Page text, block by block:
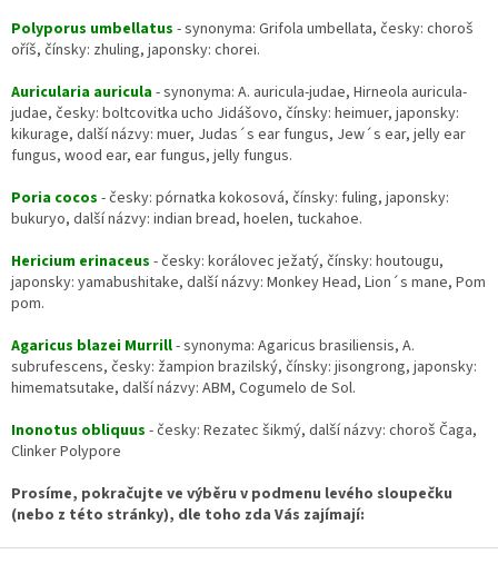
Polyporus umbellatus - synonyma: Grifola umbellata, česky: choroš
oříš, čínsky: zhuling, japonsky: chorei.
Auricularia auricula- synonyma: A. auricula-judae, Hirneola auricula-
judae, česky: boltcovitka ucho Jidášovo, čínsky: heimuer, japonsky:
kikurage, další názvy: muer, Judas´s ear fungus, Jew´s ear, jelly ear
fungus, wood ear, ear fungus, jelly fungus.
Poria cocos - česky: pórnatka kokosová, čínsky: fuling, japonsky:
bukuryo, další názvy: indian bread, hoelen, tuckahoe.
Hericium erinaceus - česky: korálovec ježatý, čínsky: houtougu,
japonsky: yamabushitake, další názvy: Monkey Head, Lion´s mane, Pom
pom.
Agaricus blazei Murrill- synonyma: Agaricus brasiliensis, A.
subrufescens, česky: žampion brazilský, čínsky: jisongrong, japonsky:
himematsutake, další názvy: ABM, Cogumelo de Sol.
Inonotus obliquus - česky: Rezatec šikmý, další názvy: choroš Čaga,
Clinker Polypore
Prosíme, pokračujte ve výběru v podmenu levého sloupečku
(nebo z této stránky), dle toho zda Vás zajímají: